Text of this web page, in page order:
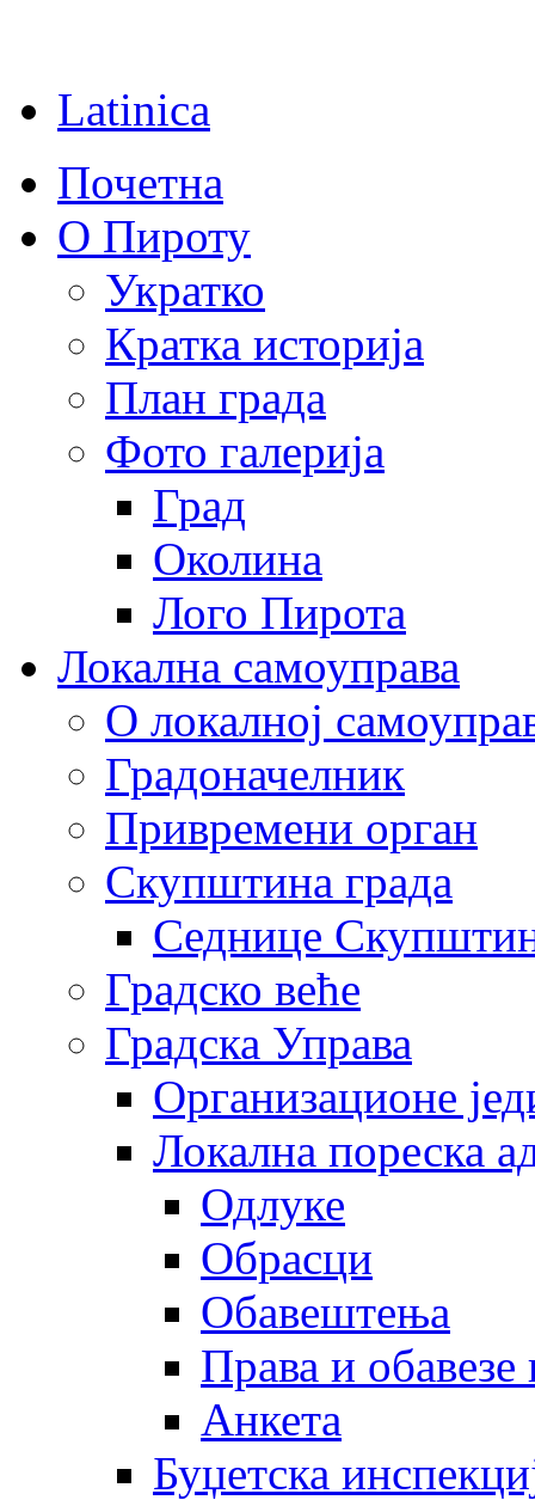
Latinica
Почетна
О Пироту
Укратко
Кратка историја
План града
Фото галерија
Град
Околина
Лого Пирота
Локална самоуправа
О локалној
Градоначелник
Привремени орган
Скупштина града
Седнице
Градско веће
Градска Управа
Организационе
Локална пореска
Одлуке
Обрасци
Обавештења
Права и
Анкета
Буџетска